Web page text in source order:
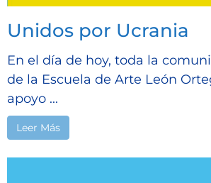
Unidos por Ucrania
En el día de hoy, toda la
de la Escuela de Arte León
apoyo ...
Leer Más